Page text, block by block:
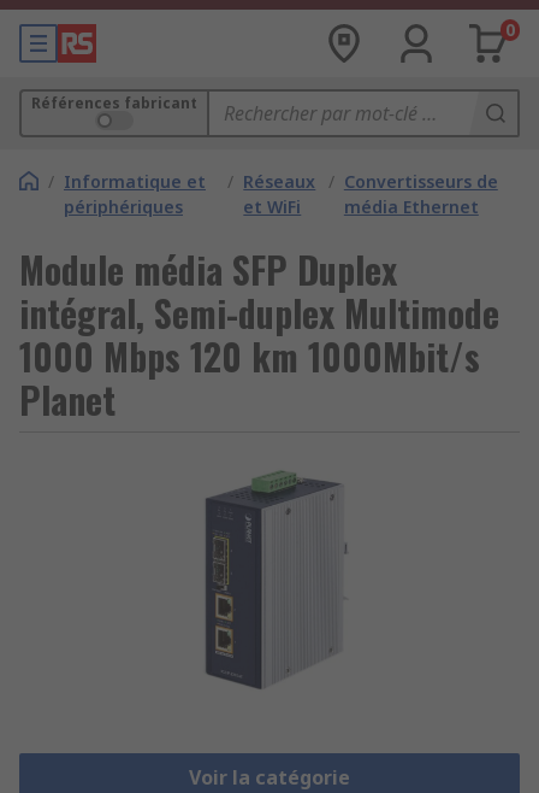
0
Références fabricant
/ Informatique et
périphériques
/ Réseaux
et WiFi
/ Convertisseurs de
média Ethernet
Module média SFP Duplex
intégral, Semi-duplex Multimode
1000 Mbps 120 km 1000Mbit/s
Planet
Voir la catégorie